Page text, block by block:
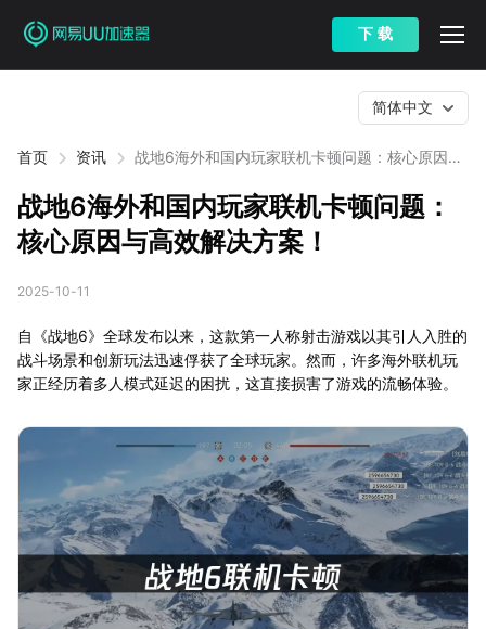
下 载
首页 资讯
战地6海外和国内玩家联机卡顿问题：核心原因与
简体中文
战地6海外和国内玩家联机卡顿问题：
核心原因与高效解决方案！
2025-10-11
自《战地6》全球发布以来，这款第一人称射击游戏以其引人入胜的
战斗场景和创新玩法迅速俘获了全球玩家。然而，许多海外联机玩
家正经历着多人模式延迟的困扰，这直接损害了游戏的流畅体验。